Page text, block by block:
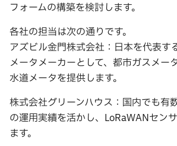
フォームの構築を検討します。
各社の担当は次の通りです。
アズビル金門株式会社：日本を代表す
メータメーカーとして、都市ガスメー
水道メータを提供します。
株式会社グリーンハウス：国内でも有
の運用実績を活かし、LoRaWANセン
ます。